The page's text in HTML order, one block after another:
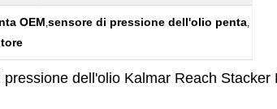
OEM,sensore di pressione dell'olio penta,
dell'olio Kalmar Reach